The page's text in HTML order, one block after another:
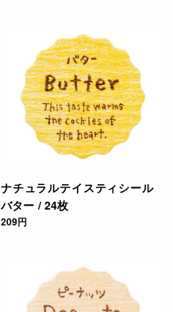
ナチュラルテイスティシール
バター / 24枚
209円